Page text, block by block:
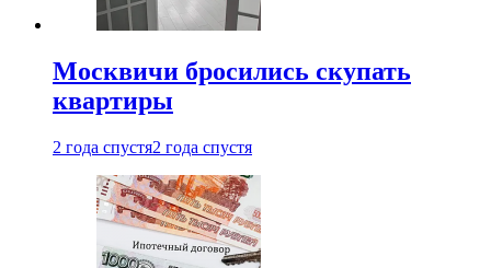
Москвичи бросились скупать
квартиры
2 года спустя2 года спустя